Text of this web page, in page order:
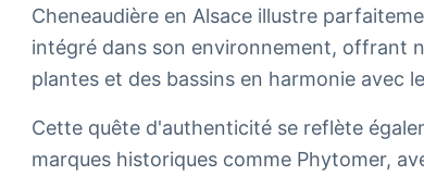
Cheneaudière en Alsace illustre
intégré dans son environnement, offrant
plantes et des bassins en harmonie avec
Cette quête d'authenticité se reflète
marques historiques comme Phytomer,